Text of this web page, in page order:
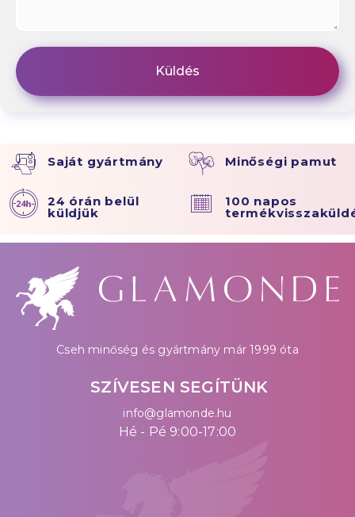
Saját gyártmány Minőségi pamut
24 órán belül
küldjük
100 napos
Cseh minőség és gyártmány már 1999 óta
SZÍVESEN SEGÍTÜNK
info@glamonde.hu
Hé - Pé 9:00-17:00